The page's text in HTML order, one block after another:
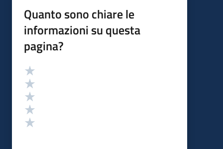
Quanto sono chiare le
informazioni su questa
pagina?
Valutazione